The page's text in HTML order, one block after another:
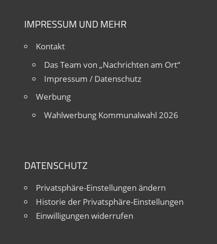
IMPRESSUM UND MEHR
Kontakt
Das Team von „Nachrichten am Ort“
Impressum / Datenschutz
Werbung
Wahlwerbung Kommunalwahl 2026
DATENSCHUTZ
Privatsphäre-Einstellungen ändern
Historie der Privatsphäre-Einstellungen
Einwilligungen widerrufen